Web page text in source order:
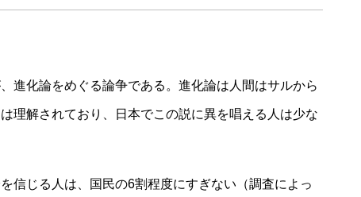
進化論をめぐる論争である。進化論は人間はサルから
理解されており、日本でこの説に異を唱える人は少な
信じる人は、国民の6割程度にすぎない（調査によっ